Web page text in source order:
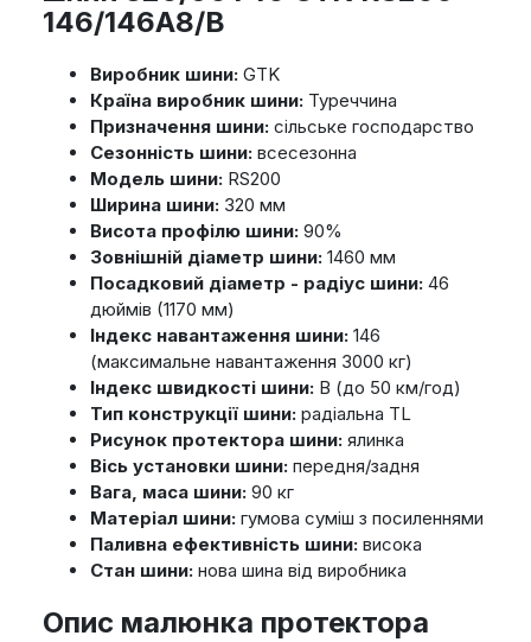
146/146A8/B
Виробник шини:GTK
Країна виробник шини:Туреччина
Призначення шини:сільське господарство
Сезонність шини:всесезонна
Модель шини:RS200
Ширина шини:320 мм
Висота профілю шини:90%
Зовнішній діаметр шини:1460 мм
Посадковий діаметр - радіус шини:46
дюймів (1170 мм)
Індекс навантаження шини:146
(максимальне навантаження 3000 кг)
Індекс швидкості шини:В (до 50 км/год)
Тип конструкції шини:радіальна TL
Рисунок протектора шини:ялинка
Вісь установки шини:передня/задня
Вага, маса шини:90 кг
Матеріал шини:гумова суміш з посиленнями
Паливна ефективність шини:висока
Стан шини:нова шина від виробника
Опис малюнка протектора